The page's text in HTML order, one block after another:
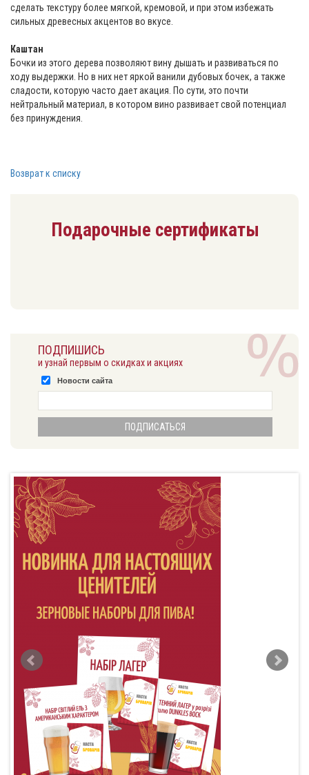
сделать текстуру более мягкой, кремовой, и при этом избежать
сильных древесных акцентов во вкусе.
Каштан
Бочки из этого дерева позволяют вину дышать и развиваться по
ходу выдержки. Но в них нет яркой ванили дубовых бочек, а также
сладости, которую часто дает акация. По сути, это почти
нейтральный материал, в котором вино развивает свой потенциал
без принуждения.
Возврат к списку
Подарочные сертификаты
ПОДПИШИСЬ
и узнай первым о скидках и акциях
Новости сайта